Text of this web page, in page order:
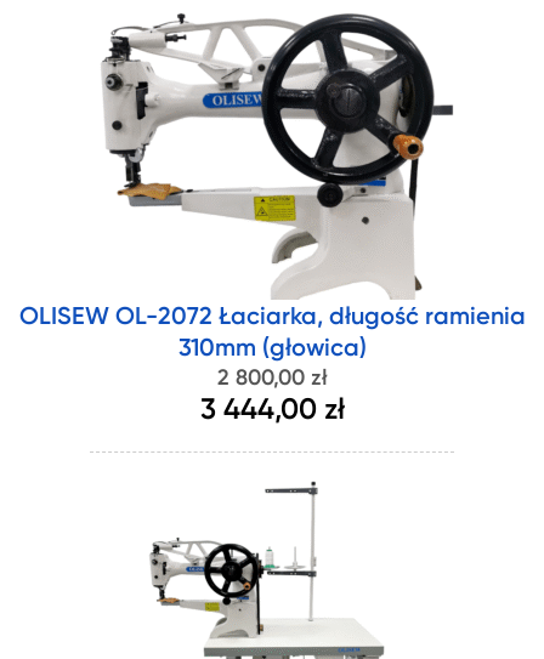
OLISEW OL-2072 Łaciarka, długość ramienia
310mm (głowica)
2 800,00 zł
3 444,00 zł